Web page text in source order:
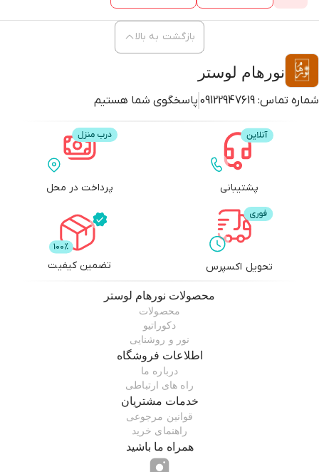
نورهام لوستر
شماره تماس: 09122947619 پاسخگوی شما هستیم
بازگشت به بالا
پشتیبانی پرداخت در محل
تحویل اکسپرس تضمین کیفیت
محصولات نورهام لوستر
محصولات
دکوراتیو
نور و روشنایی
اطلاعات فروشگاه
درباره ما
راه های ارتباطی
خدمات مشتریان
قوانین مرجوعی
راهنمای خرید
همراه ما باشید